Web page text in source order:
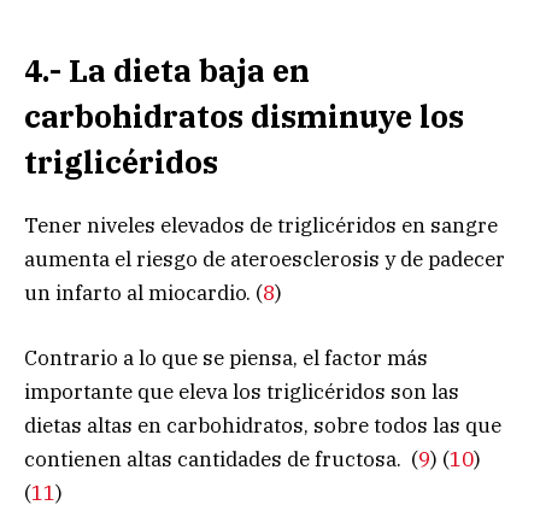
4.- La dieta baja en
carbohidratos disminuye los
triglicéridos
Tener niveles elevados de triglicéridos en sangre
aumenta el riesgo de ateroesclerosis y de padecer
un infarto al miocardio. (8)
Contrario a lo que se piensa, el factor más
importante que eleva los triglicéridos son las
dietas altas en carbohidratos, sobre todos las que
contienen altas cantidades de fructosa. (9) (10)
(11)